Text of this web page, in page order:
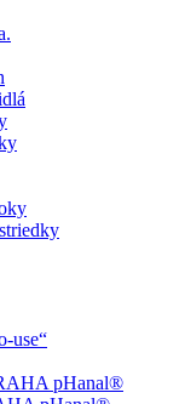
use“
pHanal®